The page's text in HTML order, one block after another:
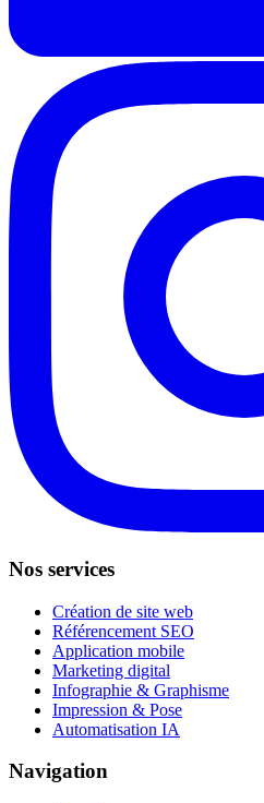
Nos services
Création de site web
Référencement SEO
Application mobile
Marketing digital
Infographie & Graphisme
Impression & Pose
Automatisation IA
Navigation